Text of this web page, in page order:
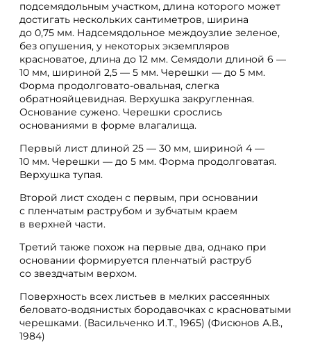
подсемядольным участком, длина которого может
достигать нескольких сантиметров, ширина
до 0,75 мм. Надсемядольное междоузлие зеленое,
без опушения, у некоторых экземпляров
красноватое, длина до 12 мм. Семядоли длиной 6 —
10 мм, шириной 2,5 — 5 мм. Черешки — до 5 мм.
Форма продолговато-овальная, слегка
обратнояйцевидная. Верхушка закругленная.
Основание сужено. Черешки срослись
основаниями в форме влагалища.
Первый лист длиной 25 — 30 мм, шириной 4 —
10 мм. Черешки — до 5 мм. Форма продолговатая.
Верхушка тупая.
Второй лист сходен с первым, при основании
с пленчатым раструбом и зубчатым краем
в верхней части.
Третий также похож на первые два, однако при
основании формируется пленчатый раструб
со звездчатым верхом.
Поверхность всех листьев в мелких рассеянных
беловато-водянистых бородавочках с красноватыми
черешками. (Васильченко И.Т., 1965) (Фисюнов А.В.,
1984)